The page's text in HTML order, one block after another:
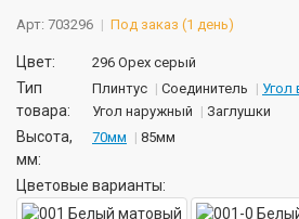
Арт: 703296 Под заказ (1 день)
Цвет: 296 Орех серый
Тип
товара:
Плинтус Соединитель
Угол
Угол наружный
Заглушки
Высота,
мм:
70мм 85мм
Цветовые варианты: